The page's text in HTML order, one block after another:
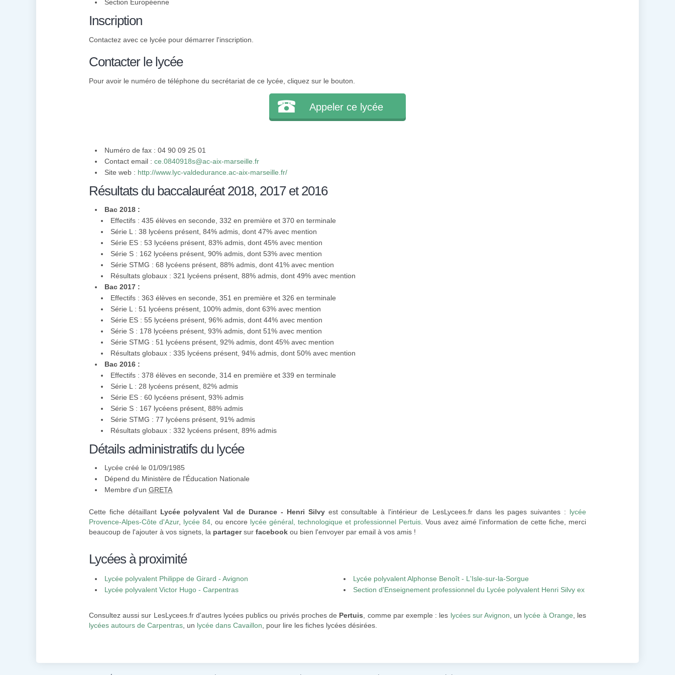
Section Européenne
Inscription
Contactez avec ce lycée pour démarrer l'inscription.
Contacter le lycée
Pour avoir le numéro de téléphone du secrétariat de ce lycée, cliquez sur le bouton.
Appeler ce lycée
Numéro de fax : 04 90 09 25 01
Contact email : ce.0840918s@ac-aix-marseille.fr
Site web : http://www.lyc-valdedurance.ac-aix-marseille.fr/
Résultats du baccalauréat 2018, 2017 et 2016
Bac 2018 :
Effectifs : 435 élèves en seconde, 332 en première et 370 en terminale
Série L : 38 lycéens présent, 84% admis, dont 47% avec mention
Série ES : 53 lycéens présent, 83% admis, dont 45% avec mention
Série S : 162 lycéens présent, 90% admis, dont 53% avec mention
Série STMG : 68 lycéens présent, 88% admis, dont 41% avec mention
Résultats globaux : 321 lycéens présent, 88% admis, dont 49% avec mention
Bac 2017 :
Effectifs : 363 élèves en seconde, 351 en première et 326 en terminale
Série L : 51 lycéens présent, 100% admis, dont 63% avec mention
Série ES : 55 lycéens présent, 96% admis, dont 44% avec mention
Série S : 178 lycéens présent, 93% admis, dont 51% avec mention
Série STMG : 51 lycéens présent, 92% admis, dont 45% avec mention
Résultats globaux : 335 lycéens présent, 94% admis, dont 50% avec mention
Bac 2016 :
Effectifs : 378 élèves en seconde, 314 en première et 339 en terminale
Série L : 28 lycéens présent, 82% admis
Série ES : 60 lycéens présent, 93% admis
Série S : 167 lycéens présent, 88% admis
Série STMG : 77 lycéens présent, 91% admis
Résultats globaux : 332 lycéens présent, 89% admis
Détails administratifs du lycée
Lycée créé le 01/09/1985
Dépend du Ministère de l'Éducation Nationale
Membre d'un GRETA
Cette fiche détaillant Lycée polyvalent Val de Durance - Henri Silvyest consultable à l'intérieur de LesLycees.fr dans les pages suivantes : lycée
Provence-Alpes-Côte d'Azur, lycée 84 , ou encore lycée général, technologique et professionnel Pertuis . Vous avez aimé l'information de cette fiche, merci
beaucoup de l'ajouter à vos signets, la partagersur facebook ou bien l'envoyer par email à vos amis !
Lycées à proximité
Lycée polyvalent Philippe de Girard - Avignon
Lycée polyvalent Alphonse Benoît - L'Isle-sur-la-Sorgue
Lycée polyvalent Victor Hugo - Carpentras
Section d'Enseignement professionnel du Lycée polyvalent Henri Silvy ex
Consultez aussi sur LesLycees.fr d'autres lycées publics ou privés proches de Pertuis , comme par exemple : les lycées sur Avignon , un lycée à Orange , les
lycées autours de Carpentras , un lycée dans Cavaillon , pour lire les fiches lycées désirées.